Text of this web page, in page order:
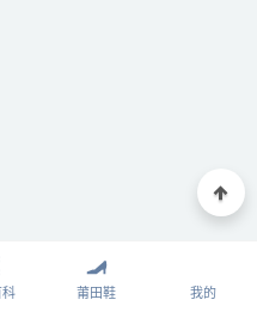
科 莆田鞋 我的